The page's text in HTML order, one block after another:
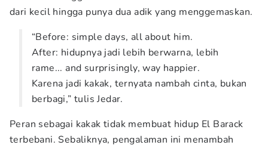
dari kecil hingga punya dua adik yang menggemaskan.
“Before: simple days, all about him.
After: hidupnya jadi lebih berwarna, lebih
rame... and surprisingly, way happier.
Karena jadi kakak, ternyata nambah cinta, bukan
berbagi,” tulis Jedar.
Peran sebagai kakak tidak membuat hidup El Barack
terbebani. Sebaliknya, pengalaman ini menambah